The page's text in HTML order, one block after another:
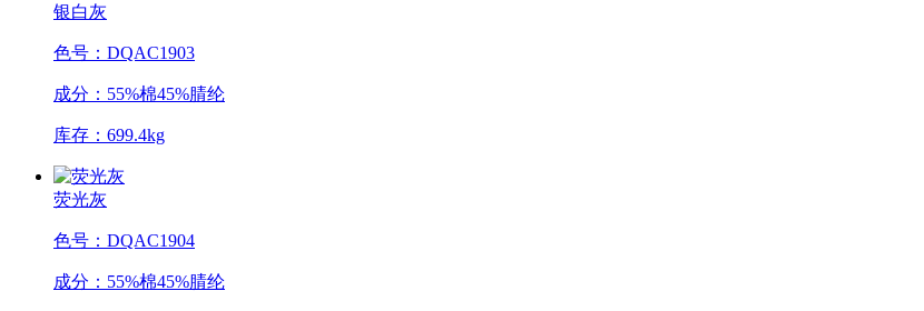
银白灰
色号：DQAC1903
成分：55%棉45%腈纶
库存：699.4kg
荧光灰
色号：DQAC1904
成分：55%棉45%腈纶